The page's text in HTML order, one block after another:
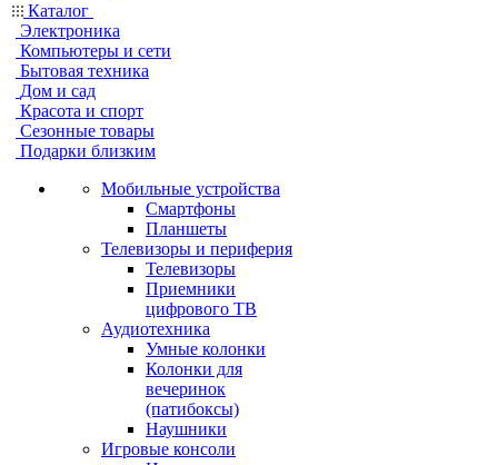
Каталог
Электроника
Компьютеры и сети
Бытовая техника
Дом и сад
Красота и спорт
Сезонные товары
Подарки близким
Мобильные устройства
Смартфоны
Планшеты
Телевизоры и периферия
Телевизоры
Приемники
цифрового ТВ
Аудиотехника
Умные колонки
Колонки для
вечеринок
(патибоксы)
Наушники
Игровые консоли